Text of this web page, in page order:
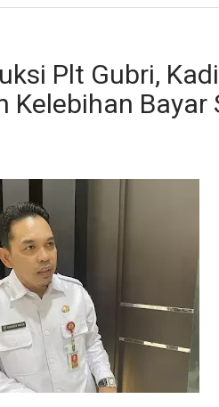
Plt Gubri,
Kelebihan Bayar